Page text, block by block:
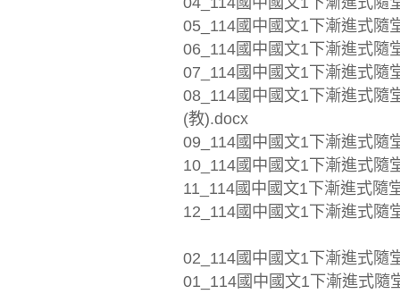
05_114國中國文1下漸進式隨
06_114國中國文1下漸進式隨
07_114國中國文1下漸進式隨
08_114國中國文1下漸進式隨
(教).docx
09_114國中國文1下漸進式隨
10_114國中國文1下漸進式隨
11_114國中國文1下漸進式隨
12_114國中國文1下漸進式隨
02_114國中國文1下漸進式隨
01_114國中國文1下漸進式隨